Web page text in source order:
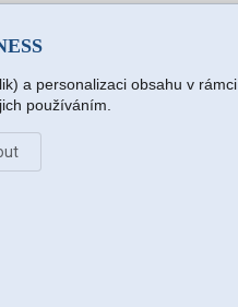
a personalizaci obsahu v rámci
používáním.